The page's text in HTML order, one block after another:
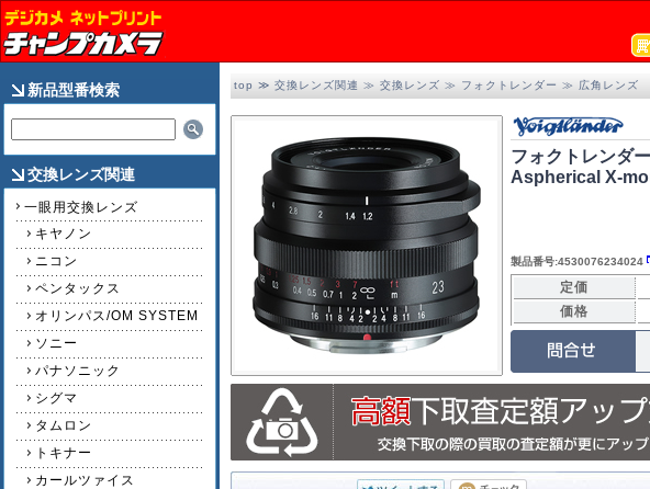
新品型番検索
交換レンズ関連
一眼用交換レンズ
キヤノン
ニコン
ペンタックス
オリンパス/OM SYSTEM
ソニー
パナソニック
シグマ
タムロン
トキナー
カールツァイス
top ≫ 交換レンズ関連 ≫ 交換レンズ ≫ フォクトレンダー ≫ 広角レンズ
フォクトレンダ
Aspherical X-
製品番号:4530076234024
定価
価格